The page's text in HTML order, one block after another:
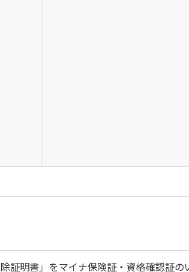
証明書」をマイナ保険証・資格確認証の